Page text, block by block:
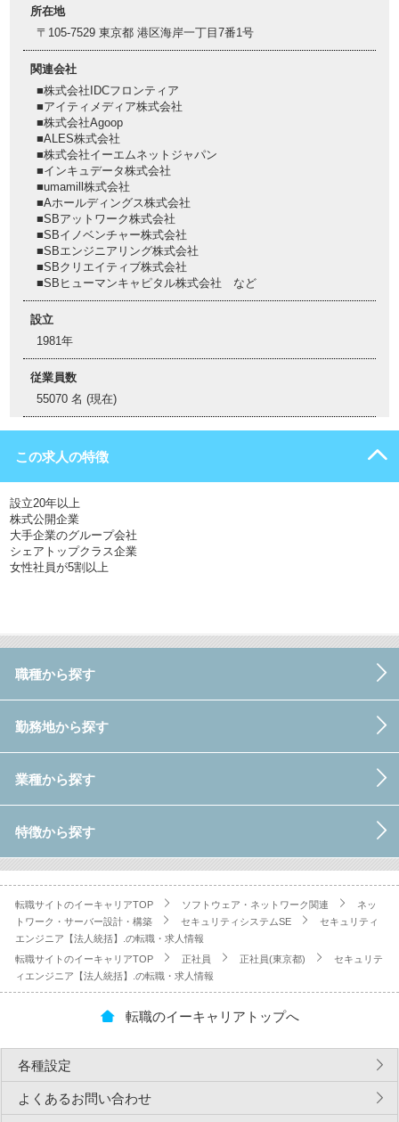
所在地
〒105-7529 東京都 港区海岸一丁目7番1号
関連会社
■株式会社IDCフロンティア
■アイティメディア株式会社
■株式会社Agoop
■ALES株式会社
■株式会社イーエムネットジャパン
■インキュデータ株式会社
■umamill株式会社
■Aホールディングス株式会社
■SBアットワーク株式会社
■SBイノベンチャー株式会社
■SBエンジニアリング株式会社
■SBクリエイティブ株式会社
■SBヒューマンキャピタル株式会社 など
設立
1981年
従業員数
55070 名 (現在)
この求人の特徴
設立20年以上
株式公開企業
大手企業のグループ会社
シェアトップクラス企業
女性社員が5割以上
職種から探す
勤務地から探す
業種から探す
特徴から探す
転職サイトのイーキャリアTOP ソフトウェア・ネットワーク関連
ネッ
トワーク・サーバー設計・構築
セキュリティシステムSE
セキュリティ
エンジニア【法人統括】.の転職・求人情報
転職サイトのイーキャリアTOP
正社員 正社員(東京都)
セキュリテ
ィエンジニア【法人統括】.の転職・求人情報
転職のイーキャリアトップへ
各種設定
よくあるお問い合わせ